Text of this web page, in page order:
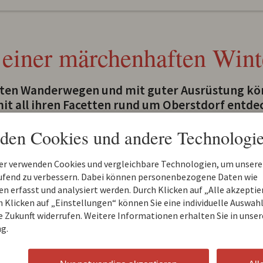
märchenhaften
Wanderwegen und mit guter Ausrüstung
all ihren Facetten rund um Oberstdorf
Urlaubsort für Skifahrer und Langläufer - besonders
Wanderungen kommen hier voll und ganz auf ihre
die sich in der Sonne spiegeln, majestätische
bringt den Kreislauf in Schwung und sorgt für
mit warmen Getränken und typischen Allgäuer
Sie gerne bei uns. Von unserem Haus aus erreichen
und Oberstdorf.
Cookies und andere
verwenden Cookies und vergleichbare Technologien, um
zu verbessern. Dabei können personenbezogene Daten wie
erfasst und analysiert werden. Durch Klicken auf „Alle
Klicken auf „Einstellungen“ können Sie eine individuelle
Zukunft widerrufen. Weitere Informationen erhalten Sie in